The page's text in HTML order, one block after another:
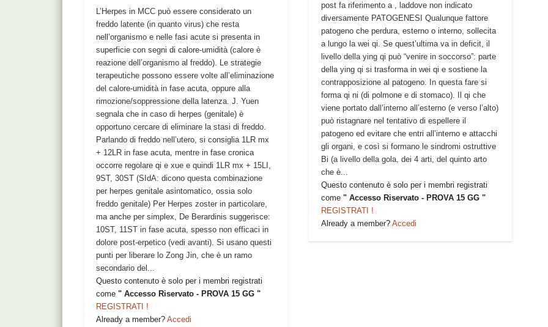
post fa riferimento a , laddove non indicato
diversamente PATOGENESI Qualunque fattore
patogeno che perdura, esterno o interno, sollecita
a lungo la wei qi. Se quest’ultima va in deficit, il
livello della ying qi può “venire in soccorso”: parte
della ying qi si trasforma in wei qi e sostiene la
contrapposizione al patogeno. In questa fare si
forma qi ni (di polmone e di stomaco). Il qi che
viene portato dall’interno all’esterno (e verso l’alto)
può ristagnare nel tentativo di espellere il
patogeno ed evitare che entri all’interno e attacchi
gli organi, e così si formano le sindromi ostruttive
Bi (a livello della gola, dei 4 arti, del quinto arto
che è...
Questo contenuto è solo per i membri registrati
come " Accesso Riservato - PROVA 15 GG "
REGISTRATI !
Already a member? Accedi
L’Herpes in MCC può essere considerato un
freddo latente (in quanto virus) che resta
nell’organismo e nelle fasi acute si presenta in
superficie con segni di calore-umidità (calore è
reazione dell’organismo al freddo). Le strategie
terapeutiche possono essere volte all’eliminazione
del calore-umidità in fase acuta, oppure alla
rimozione/soppressione della latenza. J. Yuen
segnala che in caso di herpes (genitale) è
opportuno cercare di eliminare la stasi di freddo.
Parlando di freddo nell’utero, si consiglia 1LR mx
+ 12LR in fase acuta, mentre in fase cronica
occorre regolare qi e xue e quindi 1LR mx + 15LI,
9ST, 30ST (SIdA: dicono questa combinazione
per herpes genitale asintomatico, ossia solo
freddo genitale) Per Herpes zoster in particolare,
ma anche per simplex, De Berardinis suggerisce:
10ST, 11ST in fase acuta, spesso non efficaci in
dolore post-erpetico (vedi avanti). Si usano questi
punti per liberare lo Zong Jin, che è un ramo
secondario del...
Questo contenuto è solo per i membri registrati
come" Accesso Riservato - PROVA 15 GG "
REGISTRATI !
Already a member?Accedi